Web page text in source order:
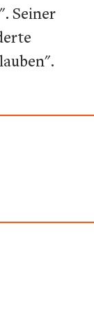
Seiner